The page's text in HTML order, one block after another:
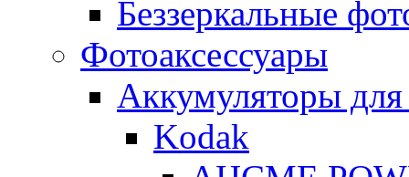
Беззеркальные
Фотоаксессуары
Аккумуляторы для
Kodak